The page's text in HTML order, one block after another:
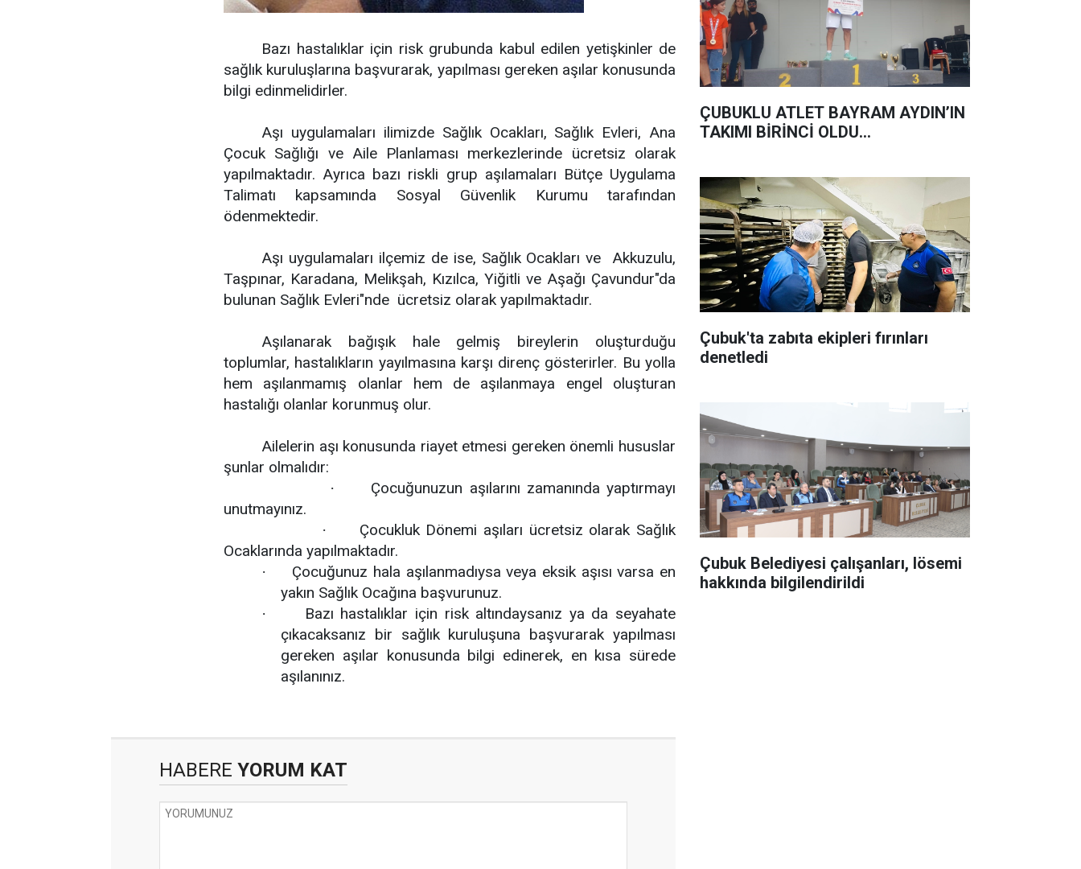
Bazı hastalıklar için risk grubunda kabul edilen yetişkinler de
sağlık kuruluşlarına başvurarak, yapılması gereken aşılar konusunda
bilgi edinmelidirler.
Aşı uygulamaları ilimizde Sağlık Ocakları, Sağlık Evleri, Ana
Çocuk Sağlığı ve Aile Planlaması merkezlerinde ücretsiz olarak
yapılmaktadır. Ayrıca bazı riskli grup aşılamaları Bütçe Uygulama
Talimatı kapsamında Sosyal Güvenlik Kurumu tarafından
ödenmektedir.
Aşı uygulamaları ilçemiz de ise, Sağlık Ocakları ve
Akkuzulu,
Taşpınar, Karadana, Melikşah, Kızılca, Yiğitli ve Aşağı Çavundur"da
bulunan Sağlık Evleri"nde ücretsiz olarak yapılmaktadır.
Aşılanarak bağışık hale gelmiş bireylerin oluşturduğu
toplumlar, hastalıkların yayılmasına karşı direnç gösterirler. Bu yolla
hem aşılanmamış olanlar hem de aşılanmaya engel oluşturan
hastalığı olanlar korunmuş olur.
Ailelerin aşı konusunda riayet etmesi gereken önemli hususlar
şunlar olmalıdır:
·
Çocuğunuzun aşılarını zamanında yaptırmayı
unutmayınız.
·
Çocukluk Dönemi aşıları ücretsiz olarak Sağlık
Ocaklarında yapılmaktadır.
·
Çocuğunuz hala aşılanmadıysa veya eksik aşısı varsa en
yakın Sağlık Ocağına başvurunuz.
·
Bazı hastalıklar için risk altındaysanız ya da seyahate
çıkacaksanız bir sağlık kuruluşuna başvurarak yapılması
gereken aşılar konusunda bilgi edinerek, en kısa sürede
aşılanınız.
HABERE YORUM KAT
ÇUBUKLU ATLET BAYRAM AYDIN’IN
TAKIMI BİRİNCİ OLDU...
Çubuk'ta zabıta ekipleri fırınları
denetledi
Çubuk Belediyesi çalışanları, lösemi
hakkında bilgilendirildi